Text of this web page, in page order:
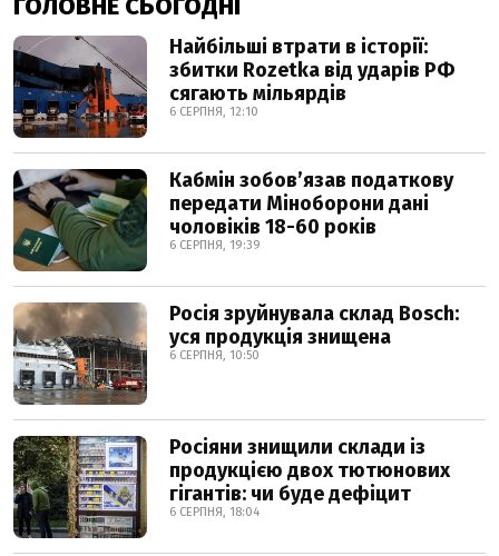
ГОЛОВНЕ СЬОГОДНІ
Найбільші втрати в історії:
збитки Rozetka від ударів РФ
сягають мільярдів
6 СЕРПНЯ, 12:10
Кабмін зобовʼязав податкову
передати Міноборони дані
чоловіків 18-60 років
6 СЕРПНЯ, 19:39
Росія зруйнувала склад Bosch:
уся продукція знищена
6 СЕРПНЯ, 10:50
Росіяни знищили склади із
продукцією двох тютюнових
гігантів: чи буде дефіцит
6 СЕРПНЯ, 18:04